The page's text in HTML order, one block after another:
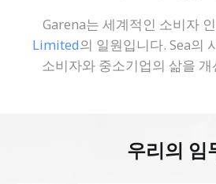
Garena는 세계적인 소비자
Limited의 일원입니다. Sea의
소비자와 중소기업의 삶을
우리의 임